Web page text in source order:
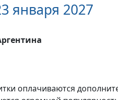
января 2027
оплачиваются